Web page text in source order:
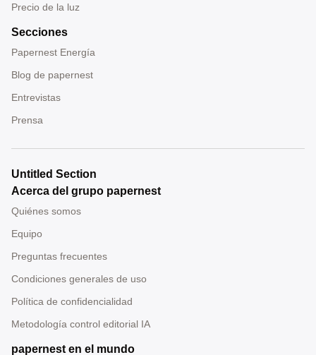
Precio de la luz
Secciones
Papernest Energía
Blog de papernest
Entrevistas
Prensa
Untitled Section
Acerca del grupo papernest
Quiénes somos
Equipo
Preguntas frecuentes
Condiciones generales de uso
Política de confidencialidad
Metodología control editorial IA
papernest en el mundo